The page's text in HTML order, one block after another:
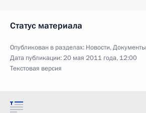
Статус материала
Опубликован в разделах: Новости,Документы
Дата публикации:20 мая 2011 года, 12:00
Текстовая версия